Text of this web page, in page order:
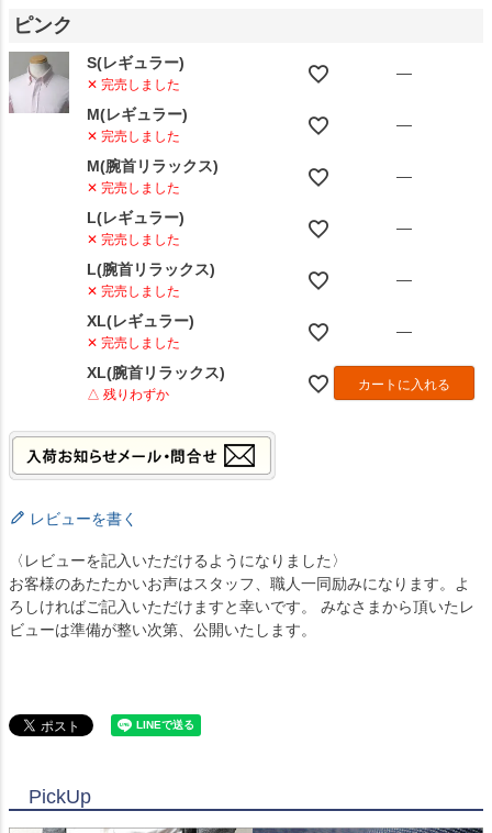
ピンク
S(レギュラー)
✕ 完売しました
—
M(レギュラー)
✕ 完売しました
—
M(腕首リラックス)
✕ 完売しました
—
L(レギュラー)
✕ 完売しました
—
L(腕首リラックス)
✕ 完売しました
—
XL(レギュラー)
✕ 完売しました
—
XL(腕首リラックス)
△ 残りわずか
カートに入れる
レビューを書く
〈レビューを記入いただけるようになりました〉
お客様のあたたかいお声はスタッフ、職人一同励みになります。よ
ろしければご記入いただけますと幸いです。 みなさまから頂いたレ
ビューは準備が整い次第、公開いたします。
PickUp